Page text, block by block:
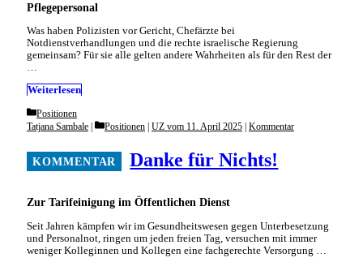
Pflegepersonal
Was haben Polizisten vor Gericht, Chefärzte bei
Notdienstverhandlungen und die rechte israelische Regierung
gemeinsam? Für sie alle gelten andere Wahrheiten als für den Rest der
…
Weiterlesen
Categories
Positionen
Zur Tarifeinigung im Öffentlichen Dienst
Danke für Nichts!
Tatjana Sambale Categories
Positionen UZ vom 11. April 2025 Kommentar
Seit Jahren kämpfen wir im Gesundheitswesen gegen Unterbesetzung
und Personalnot, ringen um jeden freien Tag, versuchen mit immer
weniger Kolleginnen und Kollegen eine fachgerechte Versorgung …